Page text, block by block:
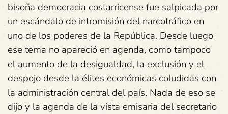
bisoña democracia costarricense fue salpicada por
un escándalo de intromisión del narcotráfico en
uno de los poderes de la República. Desde luego
ese tema no apareció en agenda, como tampoco
el aumento de la desigualdad, la exclusión y el
despojo desde la élites económicas coludidas con
la administración central del país. Nada de eso se
dijo y la agenda de la vista emisaria del secretario